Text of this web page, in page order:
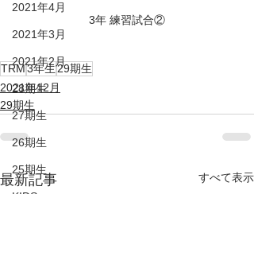
2021年4月
2021年3月
2021年2月
28期生
27期生
26期生
25期生
KIDS
3年 練習試合②
TRM3年生29期生
2021年12月
29期生
最新記事 すべて表示